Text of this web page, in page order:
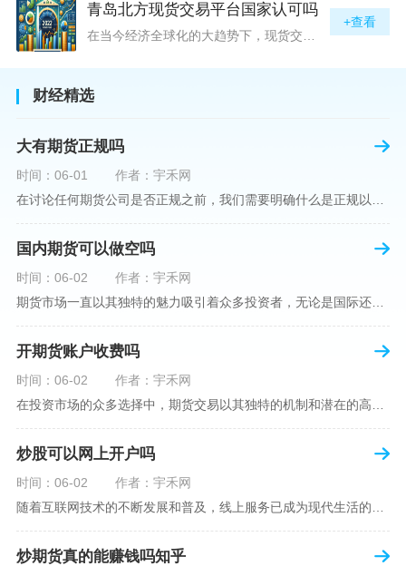
青岛北方现货交易平台国家认可吗
在当今经济全球化的大趋势下，现货交易市场作为资本流动的重要平台，正吸引着世界各地的目光。中国，作为全球第二大经济体，其金融市场的发展和监管逐渐受到各界的重视。在众多现货交易平台中，青岛北方现货交易平台（下简称“北方平台”）究竟是否得到了国家的认可和监管，是许多投资者和市场参与者关心的问题。本文旨在深入探讨北方平台的性质、运营情况及其是否获得国家认可等方面的信息。北方平台成立于某年，位于中国山东省青岛市，旨在为企业和个人提供一套完善的物质现货交易服务。平台运用现代信息技术，建立
+查看
财经精选
大有期货正规吗
时间：06-01
作者：宇禾网
国内期货可以做空吗
时间：06-02
作者：宇禾网
期货市场一直以其独特的魅力吸引着众多投资者，无论是国际还是国内场景下，其波澜壮阔的市场行情都给予了投资者无限遐想。今天，我们将深入探讨一个特别的问题——"国内期货可以做空吗"？这个问题不仅关乎投资者的策略布局，更涉及到期货市场机制的基本理解。在深入探讨之前，我们首先需要明确几个期货市场的基础概念。期货，是指在标准化合约基础上，双方承诺在未来某一特定时间以约定价格买卖一定数量的商品或金融产品的合约。它允訸投资者通过买入（做多）或卖出（做空）合约来预测未来价格的变动。我们来揭开国
开期货账户收费吗
时间：06-02
作者：宇禾网
炒股可以网上开户吗
时间：06-02
作者：宇禾网
炒期货真的能赚钱吗知乎